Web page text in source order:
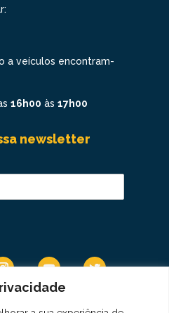
a veículos encontram-
16h00 às 17h00
newsletter